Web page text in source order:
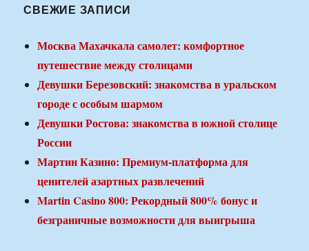
СВЕЖИЕ ЗАПИСИ
Москва Махачкала самолет: комфортное
путешествие между столицами
Девушки Березовский: знакомства в уральском
городе с особым шармом
Девушки Ростова: знакомства в южной столице
России
Мартин Казино: Премиум-платформа для
ценителей азартных развлечений
Martin Casino 800: Рекордный 800% бонус и
безграничные возможности для выигрыша